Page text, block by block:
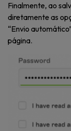
Finalmente, ao
diretamente as
“Envio
página.